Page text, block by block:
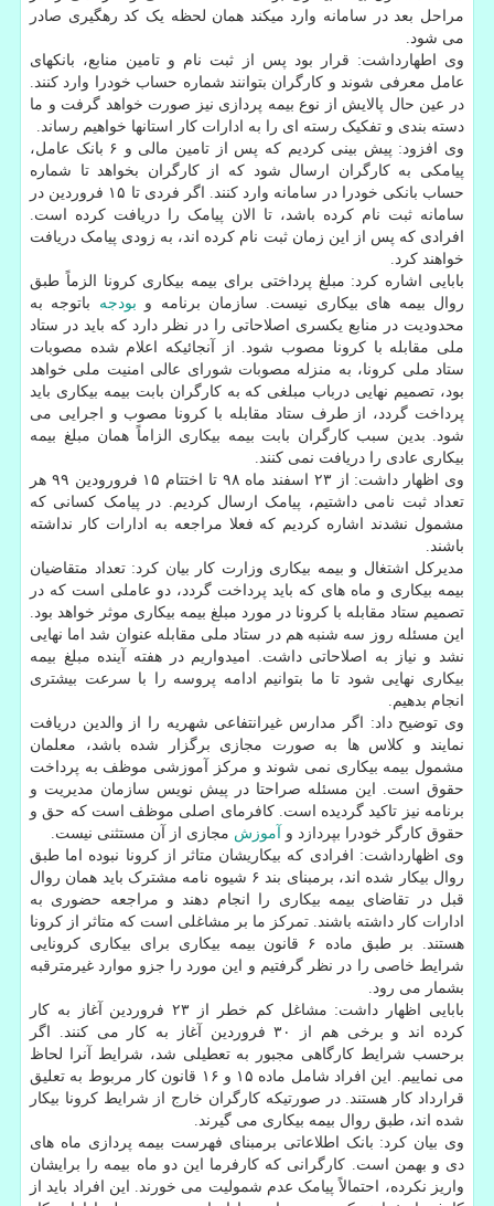
مراحل بعد در سامانه وارد میکند همان لحظه یک کد رهگیری صادر
می شود.
وی اطهارداشت: قرار بود پس از ثبت نام و تامین منابع، بانکهای
عامل معرفی شوند و کارگران بتوانند شماره حساب خودرا وارد کنند.
در عین حال پالایش از نوع بیمه پردازی نیز صورت خواهد گرفت و ما
دسته بندی و تفکیک رسته ای را به ادارات کار استانها خواهیم رساند.
وی افزود: پیش بینی کردیم که پس از تامین مالی و ۶ بانک عامل،
پیامکی به کارگران ارسال شود که از کارگران بخواهد تا شماره
حساب بانکی خودرا در سامانه وارد کنند. اگر فردی تا ۱۵ فروردین در
سامانه ثبت نام کرده باشد، تا الان پیامک را دریافت کرده است.
افرادی که پس از این زمان ثبت نام کرده اند، به زودی پیامک دریافت
خواهند کرد.
بابایی اشاره کرد: مبلغ پرداختی برای بیمه بیکاری کرونا الزماً طبق
روال بیمه های بیکاری نیست. سازمان برنامه و بودجه باتوجه به
محدودیت در منابع یکسری اصلاحاتی را در نظر دارد که باید در ستاد
ملی مقابله با کرونا مصوب شود. از آنجائیکه اعلام شده مصوبات
ستاد ملی کرونا، به منزله مصوبات شورای عالی امنیت ملی خواهد
بود، تصمیم نهایی درباب مبلغی که به کارگران بابت بیمه بیکاری باید
پرداخت گردد، از طرف ستاد مقابله با کرونا مصوب و اجرایی می
شود. بدین سبب کارگران بابت بیمه بیکاری الزاماً همان مبلغ بیمه
بیکاری عادی را دریافت نمی کنند.
وی اظهار داشت: از ۲۳ اسفند ماه ۹۸ تا اختتام ۱۵ فرورودین ۹۹ هر
تعداد ثبت نامی داشتیم، پیامک ارسال کردیم. در پیامک کسانی که
مشمول نشدند اشاره کردیم که فعلا مراجعه به ادارات کار نداشته
باشند.
مدیرکل اشتغال و بیمه بیکاری وزارت کار بیان کرد: تعداد متقاضیان
بیمه بیکاری و ماه های که باید پرداخت گردد، دو عاملی است که در
تصمیم ستاد مقابله با کرونا در مورد مبلغ بیمه بیکاری موثر خواهد بود.
این مسئله روز سه شنبه هم در ستاد ملی مقابله عنوان شد اما نهایی
نشد و نیاز به اصلاحاتی داشت. امیدواریم در هفته آینده مبلغ بیمه
بیکاری نهایی شود تا ما بتوانیم ادامه پروسه را با سرعت بیشتری
انجام بدهیم.
وی توضیح داد: اگر مدارس غیرانتفاعی شهریه را از والدین دریافت
نمایند و کلاس ها به صورت مجازی برگزار شده باشد، معلمان
مشمول بیمه بیکاری نمی شوند و مرکز آموزشی موظف به پرداخت
حقوق است. این مسئله صراحتا در پیش نویس سازمان مدیریت و
برنامه نیز تاکید گردیده است. کافرمای اصلی موظف است که حق و
حقوق کارگر خودرا بپردازد و
آموزش مجازی از آن مستثنی نیست.
وی اظهارداشت: افرادی که بیکاریشان متاثر از کرونا نبوده اما طبق
روال بیکار شده اند، برمبنای بند ۶ شیوه نامه مشترک باید همان روال
قبل در تقاضای بیمه بیکاری را انجام دهند و مراجعه حضوری به
ادارات کار داشته باشند. تمرکز ما بر مشاغلی است که متاثر از کرونا
هستند. بر طبق ماده ۶ قانون بیمه بیکاری برای بیکاری کرونایی
شرایط خاصی را در نظر گرفتیم و این مورد را جزو موارد غیرمترقبه
بشمار می رود.
بابایی اظهار داشت: مشاغل کم خطر از ۲۳ فروردین آغاز به کار
کرده اند و برخی هم از ۳۰ فروردین آغاز به کار می کنند. اگر
برحسب شرایط کارگاهی مجبور به تعطیلی شد، شرایط آنرا لحاظ
می نماییم. این افراد شامل ماده ۱۵ و ۱۶ قانون کار مربوط به تعلیق
قرارداد کار هستند. در صورتیکه کارگران خارج از شرایط کرونا بیکار
شده اند، طبق روال بیمه بیکاری می گیرند.
وی بیان کرد: بانک اطلاعاتی برمبنای فهرست بیمه پردازی ماه های
دی و بهمن است. کارگرانی که کارفرما این دو ماه بیمه را برایشان
واریز نکرده، احتمالاً پیامک عدم شمولیت می خورند. این افراد باید از